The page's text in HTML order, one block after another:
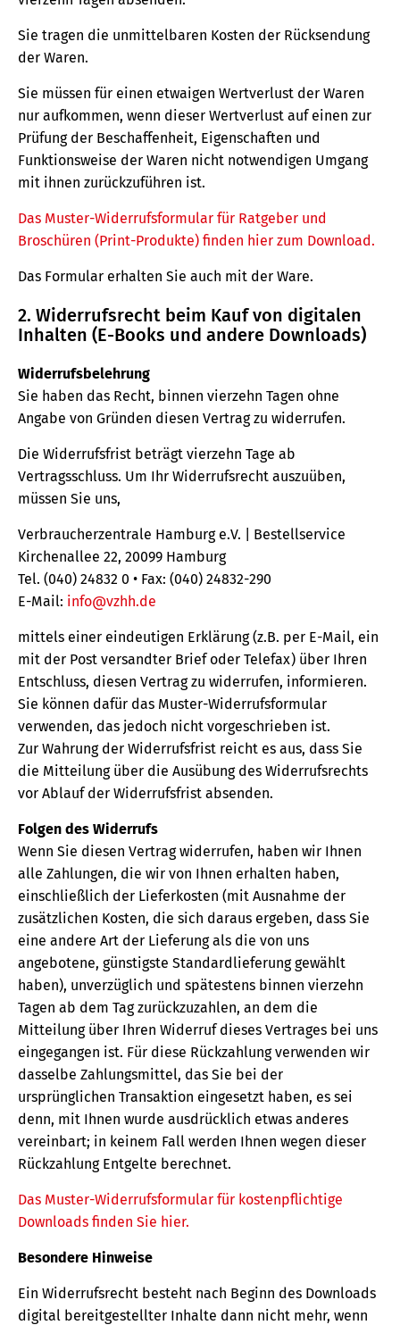
Sie tragen die unmittelbaren Kosten der Rücksendung
der Waren.
Sie müssen für einen etwaigen Wertverlust der Waren
nur aufkommen, wenn dieser Wertverlust auf einen zur
Prüfung der Beschaffenheit, Eigenschaften und
Funktionsweise der Waren nicht notwendigen Umgang
mit ihnen zurückzuführen ist.
Das Muster-Widerrufsformular für Ratgeber und
Broschüren (Print-Produkte) finden hier zum Download.
Das Formular erhalten Sie auch mit der Ware.
2. Widerrufsrecht beim Kauf von digitalen
Inhalten (E-Books und andere Downloads)
Widerrufsbelehrung
Sie haben das Recht, binnen vierzehn Tagen ohne
Angabe von Gründen diesen Vertrag zu widerrufen.
Die Widerrufsfrist beträgt vierzehn Tage ab
Vertragsschluss. Um Ihr Widerrufsrecht auszuüben,
müssen Sie uns,
Verbraucherzentrale Hamburg e.V. | Bestellservice
Kirchenallee 22, 20099 Hamburg
Tel. (040) 24832 0 • Fax: (040) 24832-290
E-Mail: info@vzhh.de
mittels einer eindeutigen Erklärung (z.B. per E-Mail, ein
mit der Post versandter Brief oder Telefax) über Ihren
Entschluss, diesen Vertrag zu widerrufen, informieren.
Sie können dafür das Muster-Widerrufsformular
verwenden, das jedoch nicht vorgeschrieben ist.
Zur Wahrung der Widerrufsfrist reicht es aus, dass Sie
die Mitteilung über die Ausübung des Widerrufsrechts
vor Ablauf der Widerrufsfrist absenden.
Folgen des Widerrufs
Wenn Sie diesen Vertrag widerrufen, haben wir Ihnen
alle Zahlungen, die wir von Ihnen erhalten haben,
einschließlich der Lieferkosten (mit Ausnahme der
zusätzlichen Kosten, die sich daraus ergeben, dass Sie
eine andere Art der Lieferung als die von uns
angebotene, günstigste Standardlieferung gewählt
haben), unverzüglich und spätestens binnen vierzehn
Tagen ab dem Tag zurückzuzahlen, an dem die
Mitteilung über Ihren Widerruf dieses Vertrages bei uns
eingegangen ist. Für diese Rückzahlung verwenden wir
dasselbe Zahlungsmittel, das Sie bei der
ursprünglichen Transaktion eingesetzt haben, es sei
denn, mit Ihnen wurde ausdrücklich etwas anderes
vereinbart; in keinem Fall werden Ihnen wegen dieser
Rückzahlung Entgelte berechnet.
Das Muster-Widerrufsformular für kostenpflichtige
Downloads finden Sie hier.
Besondere Hinweise
Ein Widerrufsrecht besteht nach Beginn des Downloads
digital bereitgestellter Inhalte dann nicht mehr, wenn